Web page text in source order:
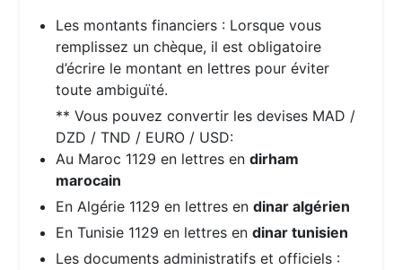
Les montants financiers : Lorsque vous
remplissez un chèque, il est obligatoire
d’écrire le montant en lettres pour éviter
toute ambiguïté.
** Vous pouvez convertir les devises MAD /
DZD / TND / EURO / USD:
Au Maroc 1129 en lettres endirham
marocain
En Algérie 1129 en lettres endinar algérien
En Tunisie 1129 en lettres endinar tunisien
Les documents administratifs et officiels :